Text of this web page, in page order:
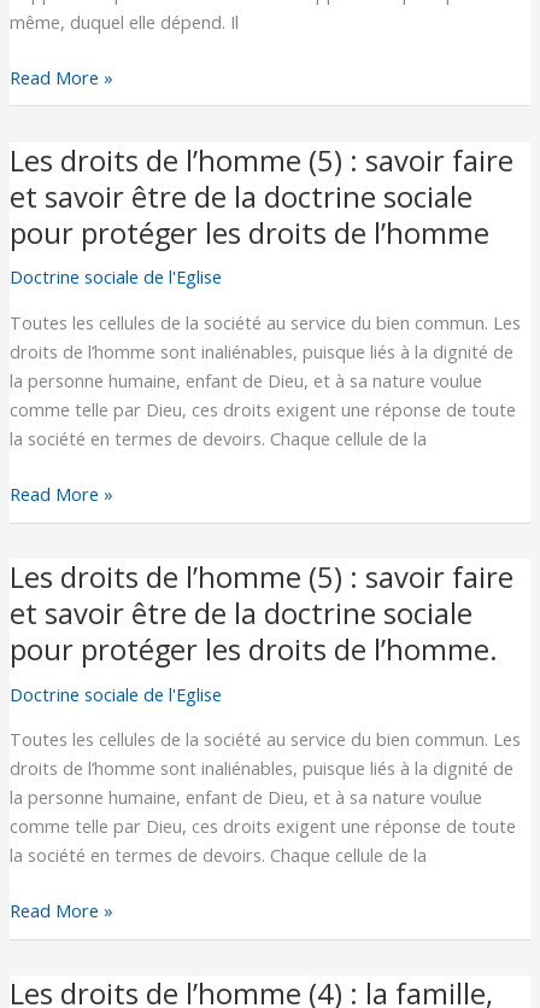
même, duquel elle dépend. Il
développement
de
Read More »
Les droits de l’homme (5) : savoir faire
et savoir être de la doctrine sociale
pour protéger les droits de l’homme
Doctrine sociale de l'Eglise
Toutes les cellules de la société au service du bien commun. Les
droits de l’homme sont inaliénables, puisque liés à la dignité de
la personne humaine, enfant de Dieu, et à sa nature voulue
comme telle par Dieu, ces droits exigent une réponse de toute
la société en termes de devoirs. Chaque cellule de la
Les
droits
de
l’homme
(5)
savoir
faire
et
savoir
être
la
doctrine
pour
protéger
les
de
l’homme
Read More »
Les droits de l’homme (5) : savoir faire
et savoir être de la doctrine sociale
pour protéger les droits de l’homme.
Doctrine sociale de l'Eglise
Toutes les cellules de la société au service du bien commun. Les
droits de l’homme sont inaliénables, puisque liés à la dignité de
la personne humaine, enfant de Dieu, et à sa nature voulue
comme telle par Dieu, ces droits exigent une réponse de toute
la société en termes de devoirs. Chaque cellule de la
Les
droits
de
l’homme
(5)
savoir
faire
et
savoir
être
la
doctrine
Read More »
Les droits de l’homme (4) : la famille,
Les